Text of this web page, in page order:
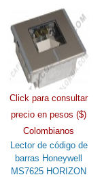
Click para consultar
precio en pesos ($)
Colombianos
Lector de código de
barras Honeywell
MS7625 HORIZON